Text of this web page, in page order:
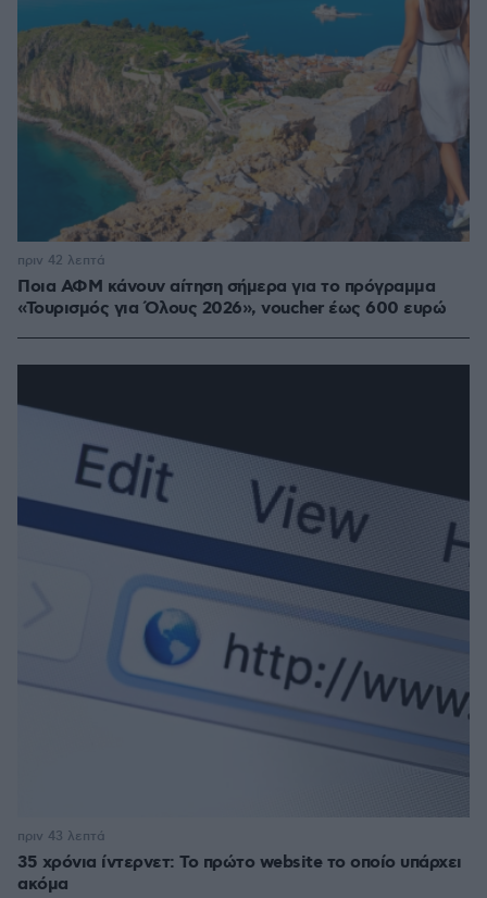
Ποια ΑΦΜ κάνουν αίτηση σήμερα για το πρόγραμμα
«Τουρισμός για Όλους 2026», voucher έως 600 ευρώ
πριν 42 λεπτά
35 χρόνια ίντερνετ: Το πρώτο website το οποίο υπάρχει
ακόμα
πριν 43 λεπτά